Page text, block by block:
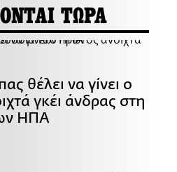
ΤΩΡΑ
θέλει να γίνει ο
γκέι άνδρας στη
ΗΠΑ